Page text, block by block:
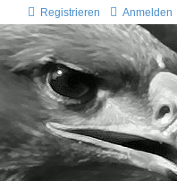
Anmelden
Registrieren